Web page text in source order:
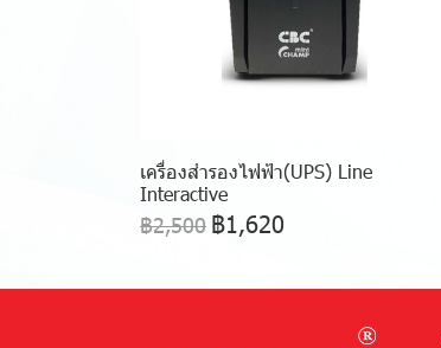
เครื่องสำรองไฟฟ้า(UPS) Line
Interactive
฿2,500 ฿1,620